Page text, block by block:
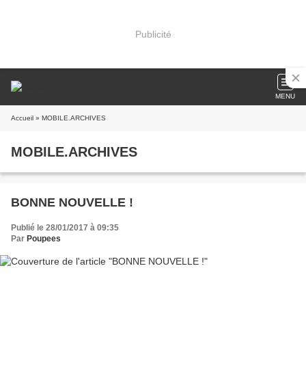
Publicité
MENU
Accueil » MOBILE.ARCHIVES
MOBILE.ARCHIVES
BONNE NOUVELLE !
Publié le 28/01/2017 à 09:35
Par Poupees